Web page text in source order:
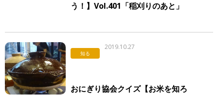
う！】Vol.401「稲刈りのあと」
知る
2019.10.27
おにぎり協会クイズ【お米を知ろ